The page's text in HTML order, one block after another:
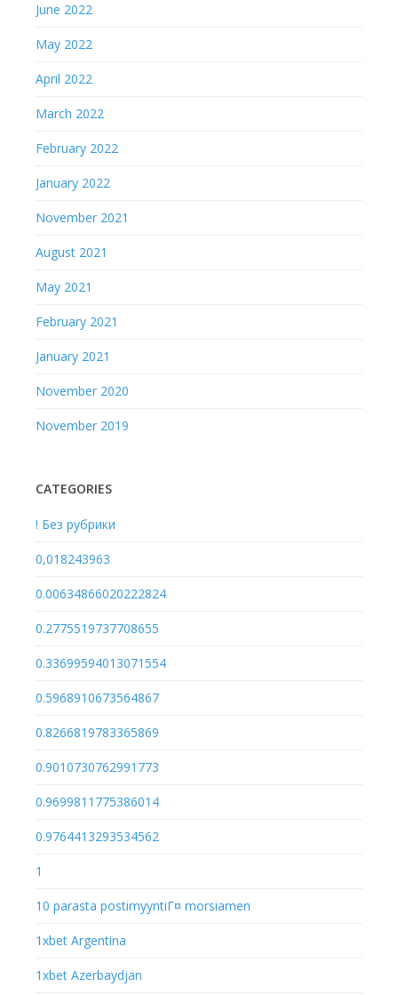
June 2022
May 2022
April 2022
March 2022
February 2022
January 2022
November 2021
August 2021
May 2021
February 2021
January 2021
November 2020
November 2019
CATEGORIES
! Без рубрики
0,018243963
0.00634866020222824
0.2775519737708655
0.33699594013071554
0.5968910673564867
0.8266819783365869
0.9010730762991773
0.9699811775386014
0.9764413293534562
1
10 parasta postimyyntiГ¤ morsiamen
1xbet Argentina
1xbet Azerbaydjan